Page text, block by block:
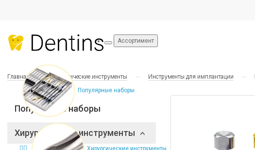
Ассортимент
Популярные наборы
Хирургические инструменты
Главная Хирургические инструменты Инструменты для имплантации
Популярные наборы
Хирургические инструменты